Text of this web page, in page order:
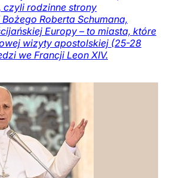
czyli rodzinne strony
Roberta Schumana,
Europy – to miasta, które
wizyty apostolskiej (25-28
we Francji Leon XIV.